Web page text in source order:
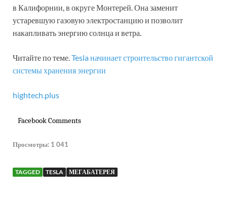
в Калифорнии, в округе Монтерей. Она заменит
устаревшую газовую электростанцию и позволит
накапливать энергию солнца и ветра.
Читайте по теме.Tesla начинает строительство гигантской
системы хранения энергии
hightech.plus
Facebook Comments
Просмотры: 1 041
TAGGED TESLA МЕГАБАТЕРЕЯ